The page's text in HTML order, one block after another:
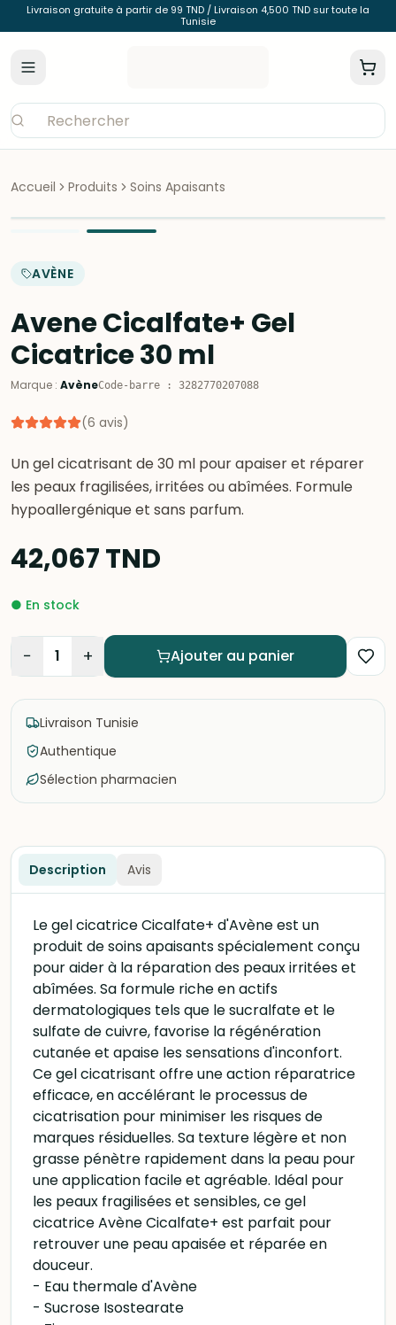
Livraison gratuite à partir de 99 TND / Livraison 4,500 TND sur toute la
Tunisie
Accueil Produits Soins Apaisants
AVÈNE
Avene Cicalfate+ Gel
Cicatrice 30 ml
Marque : AvèneCode-barre : 3282770207088
(6 avis)
Un gel cicatrisant de 30 ml pour apaiser et réparer
les peaux fragilisées, irritées ou abîmées. Formule
hypoallergénique et sans parfum.
42,067TND
● En stock
− 1 + Ajouter au panier
Livraison Tunisie
Authentique
Sélection pharmacien
Description Avis
Le gel cicatrice Cicalfate+ d'Avène est un
produit de soins apaisants spécialement conçu
pour aider à la réparation des peaux irritées et
abîmées. Sa formule riche en actifs
dermatologiques tels que le sucralfate et le
sulfate de cuivre, favorise la régénération
cutanée et apaise les sensations d'inconfort.
Ce gel cicatrisant offre une action réparatrice
efficace, en accélérant le processus de
cicatrisation pour minimiser les risques de
marques résiduelles. Sa texture légère et non
grasse pénètre rapidement dans la peau pour
une application facile et agréable. Idéal pour
les peaux fragilisées et sensibles, ce gel
cicatrice Avène Cicalfate+ est parfait pour
retrouver une peau apaisée et réparée en
douceur.
- Eau thermale d'Avène
- Sucrose Isostearate